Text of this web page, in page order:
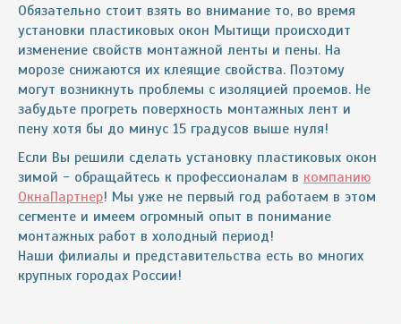
Обязательно стоит взять во внимание то, во время
установки пластиковых окон Мытищи происходит
изменение свойств монтажной ленты и пены. На
морозе снижаются их клеящие свойства. Поэтому
могут возникнуть проблемы с изоляцией проемов. Не
забудьте прогреть поверхность монтажных лент и
пену хотя бы до минус 15 градусов выше нуля!
Если Вы решили сделать установку пластиковых окон
зимой - обращайтесь к профессионалам в компанию
ОкнаПартнер! Мы уже не первый год работаем в этом
сегменте и имеем огромный опыт в понимание
монтажных работ в холодный период!
Наши филиалы и представительства есть во многих
крупных городах России!